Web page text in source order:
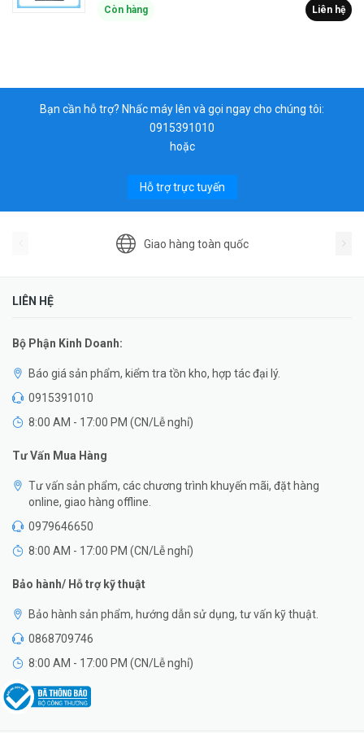
Còn hàng Liên hệ
Bạn cần hỗ trợ? Nhấc máy lên và gọi ngay cho chúng tôi:
0915391010
hoặc
Hỗ trợ trực tuyến
Giao hàng toàn quốc
LIÊN HỆ
Bộ Phận Kinh Doanh:
Báo giá sản phẩm, kiểm tra tồn kho, hợp tác đại lý.
0915391010
8:00 AM - 17:00 PM (CN/Lễ nghỉ)
Tư Vấn Mua Hàng
Tư vấn sản phẩm, các chương trình khuyến mãi, đặt hàng
online, giao hàng offline.
0979646650
8:00 AM - 17:00 PM (CN/Lễ nghỉ)
Bảo hành/ Hỗ trợ kỹ thuật
Bảo hành sản phẩm, hướng dẫn sử dụng, tư vấn kỹ thuật.
0868709746
8:00 AM - 17:00 PM (CN/Lễ nghỉ)